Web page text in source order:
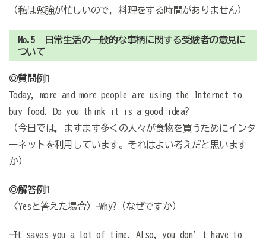
（─私は勉強が忙しいので，料理をする時間がありません）
No.5 日常生活の一般的な事柄に関する受験者の意見に
ついて
◎質問例1
Today, more and more people are using the Internet to
buy food. Do you think it is a good idea?
（今日では，ますます多くの人々が食物を買うためにインタ
ーネットを利用しています。それはよい考えだと思います
か）
◎解答例1
〈Yesと答えた場合〉→ Why?（なぜですか）
─ It saves you a lot of time. Also, you don’t have to